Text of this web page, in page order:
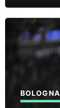
BOLOGNA